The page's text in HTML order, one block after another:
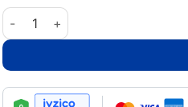
12x12x5mm 4 Pinli Tactile Push/